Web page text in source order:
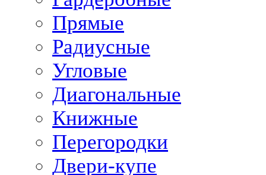
Прямые
Радиусные
Угловые
Диагональные
Книжные
Перегородки
Двери-купе